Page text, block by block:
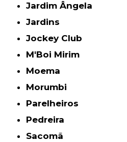
Jardim Ângela
Jardins
Jockey Club
M'Boi Mirim
Moema
Morumbi
Parelheiros
Pedreira
Sacomã